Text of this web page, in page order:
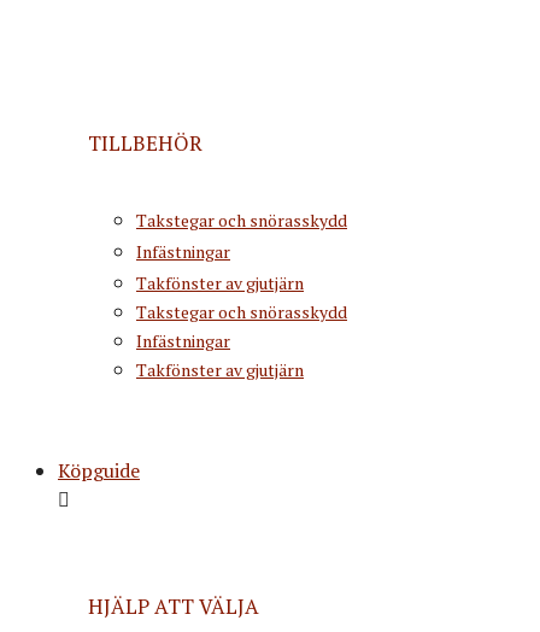
TILLBEHÖR
Takstegar och snörasskydd
Infästningar
Takfönster av gjutjärn
Takstegar och snörasskydd
Infästningar
Takfönster av gjutjärn
Köpguide
HJÄLP ATT VÄLJA